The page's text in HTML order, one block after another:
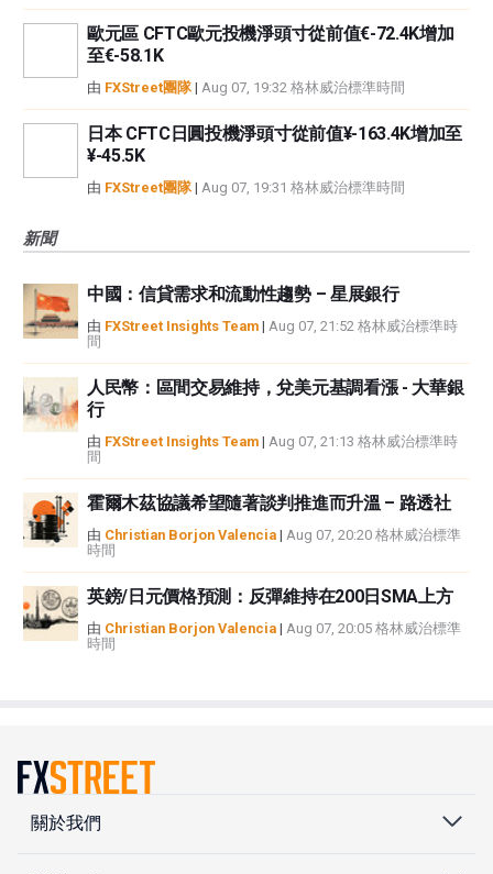
歐元區 CFTC歐元投機淨頭寸從前值€-72.4K增加
至€-58.1K
由 FXStreet團隊| Aug 07, 19:32 格林威治標準時間
日本 CFTC日圓投機淨頭寸從前值¥-163.4K增加至
¥-45.5K
由 FXStreet團隊| Aug 07, 19:31 格林威治標準時間
新聞
中國：信貸需求和流動性趨勢 – 星展銀行
由 FXStreet Insights Team | Aug 07, 21:52 格林威治標準時
間
人民幣：區間交易維持，兌美元基調看漲 - 大華銀
行
由 FXStreet Insights Team | Aug 07, 21:13 格林威治標準時
間
霍爾木茲協議希望隨著談判推進而升溫 – 路透社
由 Christian Borjon Valencia | Aug 07, 20:20 格林威治標準
時間
英鎊/日元價格預測：反彈維持在200日SMA上方
由 Christian Borjon Valencia | Aug 07, 20:05 格林威治標準
時間
關於我們